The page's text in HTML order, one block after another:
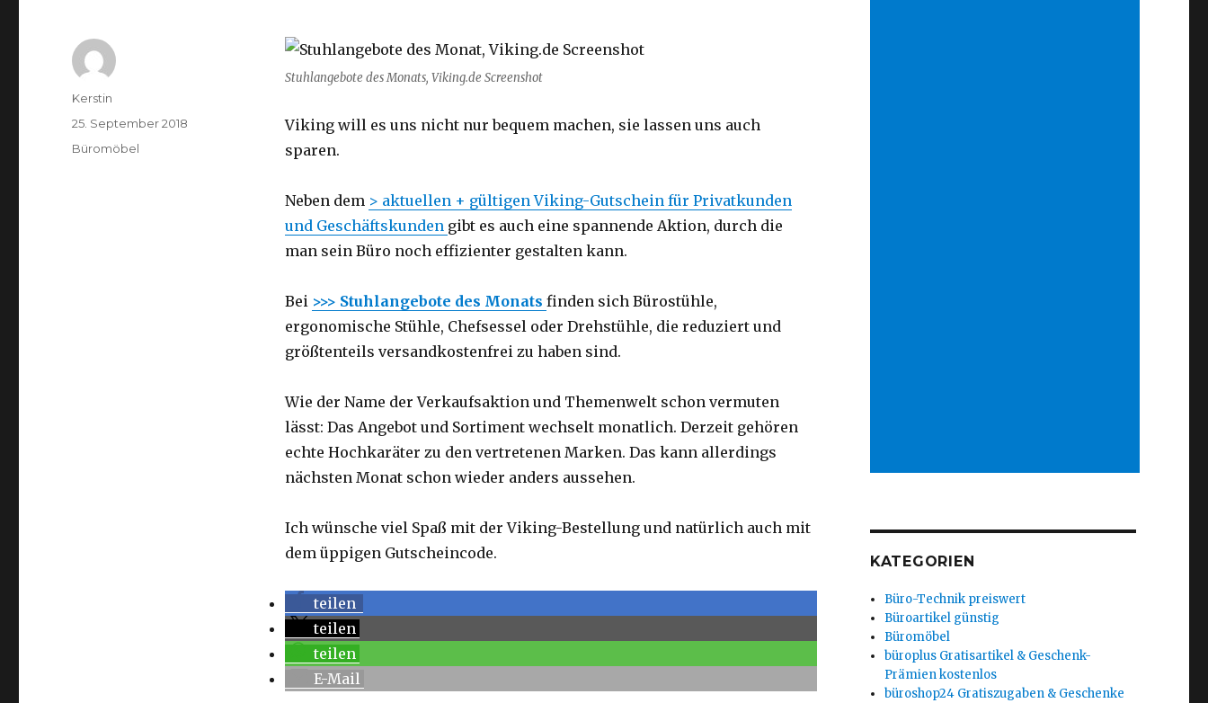
Stuhlangebote des Monats, Viking.de Screenshot
Viking will es uns nicht nur bequem machen, sie lassen uns auch
sparen.
Neben dem > aktuellen + gültigen Viking-Gutschein für Privatkunden
und Geschäftskunden gibt es auch eine spannende Aktion, durch die
man sein Büro noch effizienter gestalten kann.
Bei >>> Stuhlangebote des Monats finden sich Bürostühle,
ergonomische Stühle, Chefsessel oder Drehstühle, die reduziert und
größtenteils versandkostenfrei zu haben sind.
Wie der Name der Verkaufsaktion und Themenwelt schon vermuten
lässt: Das Angebot und Sortiment wechselt monatlich. Derzeit gehören
echte Hochkaräter zu den vertretenen Marken. Das kann allerdings
nächsten Monat schon wieder anders aussehen.
Ich wünsche viel Spaß mit der Viking-Bestellung und natürlich auch mit
dem üppigen Gutscheincode.
teilen
teilen
teilen
E-Mail
Autor
Kerstin
Veröffentlicht
am
25. September 2018
Kategorien
Büromöbel
KATEGORIEN
Büro-Technik preiswert
Büroartikel günstig
Büromöbel
büroplus Gratisartikel & Geschenk-
Prämien kostenlos
büroshop24 Gratiszugaben & Geschenke